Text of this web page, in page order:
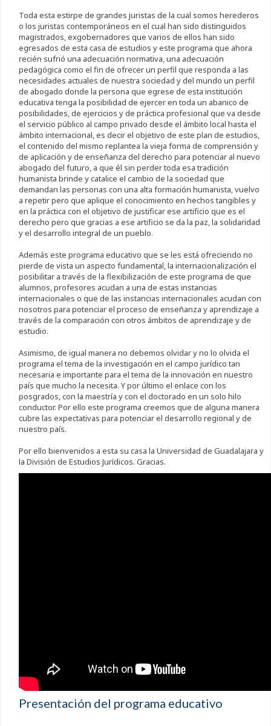
Toda esta estirpe de grandes juristas de la cual somos herederos
o los juristas contemporáneos en el cual han sido distinguidos
magistrados, exgobernadores que varios de ellos han sido
egresados de esta casa de estudios y este programa que ahora
recién sufrió una adecuación normativa, una adecuación
pedagógica como el fin de ofrecer un perfil que responda a las
necesidades actuales de nuestra sociedad y del mundo un perfil
de abogado donde la persona que egrese de esta institución
educativa tenga la posibilidad de ejercer en toda un abanico de
posibilidades, de ejercicios y de práctica profesional que va desde
el servicio público al campo privado desde el ámbito local hasta el
ámbito internacional, es decir el objetivo de este plan de estudios,
el contenido del mismo replantea la vieja forma de comprensión y
de aplicación y de enseñanza del derecho para potenciar al nuevo
abogado del futuro, a que él sin perder toda esa tradición
humanista brinde y catalice el cambio de la sociedad que
demandan las personas con una alta formación humanista, vuelvo
a repetir pero que aplique el conocimiento en hechos tangibles y
en la práctica con el objetivo de justificar ese artificio que es el
derecho pero que gracias a ese artificio se da la paz, la solidaridad
y el desarrollo integral de un pueblo.
Además este programa educativo que se les está ofreciendo no
pierde de vista un aspecto fundamental, la internacionalización el
posibilitar a través de la flexibilización de este programa de que
alumnos, profesores acudan a una de estas instancias
internacionales o que de las instancias internacionales acudan con
nosotros para potenciar el proceso de enseñanza y aprendizaje a
través de la comparación con otros ámbitos de aprendizaje y de
estudio.
Asimismo, de igual manera no debemos olvidar y no lo olvida el
programa el tema de la investigación en el campo jurídico tan
necesaria e importante para el tema de la innovación en nuestro
país que mucho la necesita. Y por último el enlace con los
posgrados, con la maestría y con el doctorado en un solo hilo
conductor. Por ello este programa creemos que de alguna manera
cubre las expectativas para potenciar el desarrollo regional y de
nuestro país.
Por ello bienvenidos a esta su casa la Universidad de Guadalajara y
la División de Estudios Jurídicos. Gracias.
Presentación del programa educativo